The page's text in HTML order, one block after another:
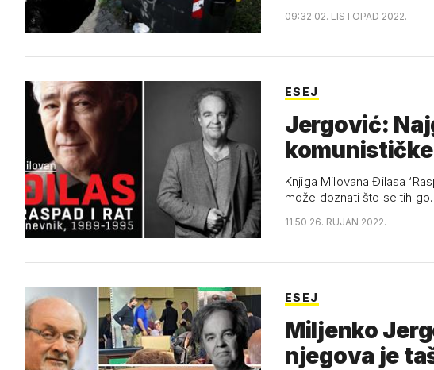
09:32 02. LISTOPAD 2022.
ESEJ
Jergović:
Knjiga Milovana Đilasa
može doznati što se tih
11:50 26. RUJAN 2022.
ESEJ
Miljenko
njegova je